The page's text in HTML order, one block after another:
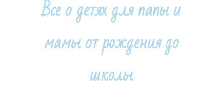
Все о детях для папы и
мамы от рождения до
школы